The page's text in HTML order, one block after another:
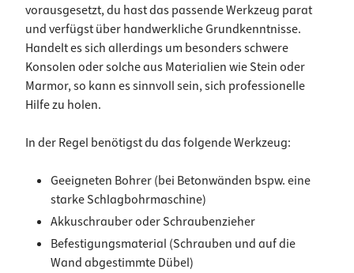
vorausgesetzt, du hast das passende Werkzeug parat
und verfügst über handwerkliche Grundkenntnisse.
Handelt es sich allerdings um besonders schwere
Konsolen oder solche aus Materialien wie Stein oder
Marmor, so kann es sinnvoll sein, sich professionelle
Hilfe zu holen.
In der Regel benötigst du das folgende Werkzeug:
Geeigneten Bohrer (bei Betonwänden bspw. eine
starke Schlagbohrmaschine)
Akkuschrauber oder Schraubenzieher
Befestigungsmaterial (Schrauben und auf die
Wand abgestimmte Dübel)